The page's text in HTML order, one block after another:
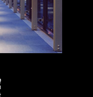
しもだて美術館